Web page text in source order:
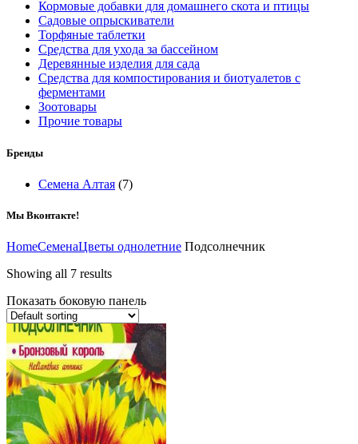
Кормовые добавки для домашнего скота и птицы
Садовые опрыскиватели
Торфяные таблетки
Средства для ухода за бассейном
Деревянные изделия для сада
Средства для компостирования и биотуалетов с
ферментами
Зоотовары
Прочие товары
Бренды
Семена Алтая (7)
Мы Вконтакте!
HomeСеменаЦветы однолетние Подсолнечник
Showing all 7 results
Показать боковую панель